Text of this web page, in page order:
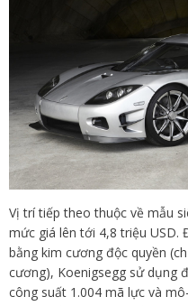
Vị trí tiếp theo thuộc về mẫu
mức giá lên tới 4,8 triệu
bằng kim cương độc quyền
cương), Koenigsegg sử dụng
công suất 1.004 mã lực và